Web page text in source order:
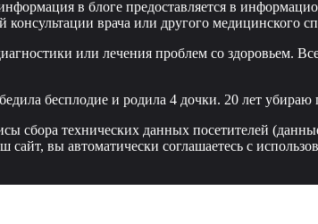
в блоге предоставляется в
врача или другого медицинского
или лечения проблем со здоровьем.
бесплодие и родила 4 дочки. 20 лет
сбора технических данных посетителей
вы автоматически соглашаетесь с